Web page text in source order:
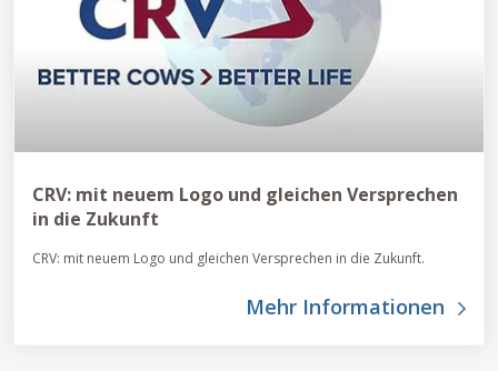
CRV: mit neuem Logo und gleichen Versprechen
in die Zukunft
CRV: mit neuem Logo und gleichen Versprechen in die Zukunft.
Mehr Informationen